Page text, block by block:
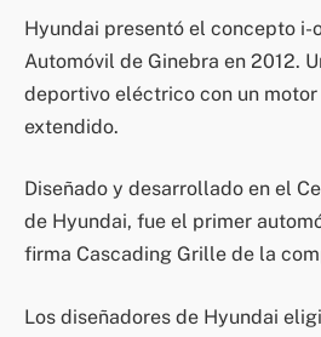
Hyundai presentó el concepto i-
Automóvil de Ginebra en 2012.
deportivo eléctrico con un
extendido.
Diseñado y desarrollado en el
de Hyundai, fue el primer
firma Cascading Grille de la
Los diseñadores de Hyundai